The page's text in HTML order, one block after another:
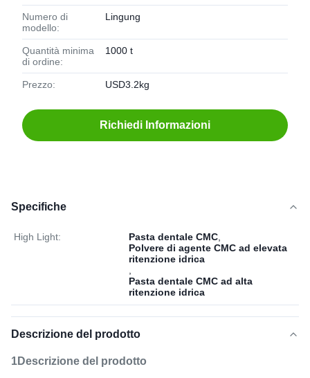
Numero di
modello:
Lingung
Quantità minima
di ordine:
1000 t
Prezzo: USD3.2kg
Richiedi Informazioni
Specifiche
High Light: Pasta dentale CMC
Polvere di agente CMC ad elevata
ritenzione idrica
Pasta dentale CMC ad alta
ritenzione idrica
Descrizione del prodotto
1Descrizione del prodotto